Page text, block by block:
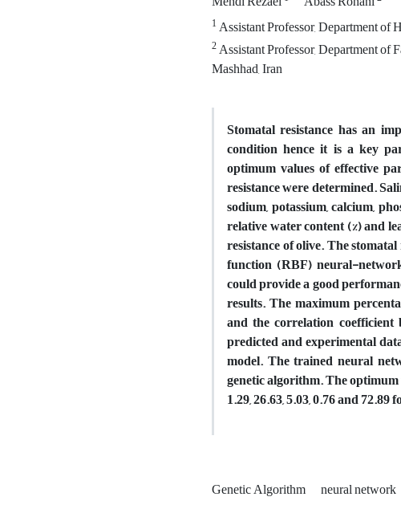
1Assistant Professor, Department
2Assistant Professor, Department
Mashhad, Iran
Stomatal resistance has an
condition hence it is a key
optimum values of effective
resistance were determined.
sodium, potassium, calcium,
relative water content (%) and
resistance of olive. The
function (RBF) neural-
could provide a good
results. The maximum
and the correlation coefficient
predicted and experimental
model. The trained neural
genetic algorithm. The optimum
1.29, 26.63, 5.03, 0.76 and
Genetic Algorithm neural network